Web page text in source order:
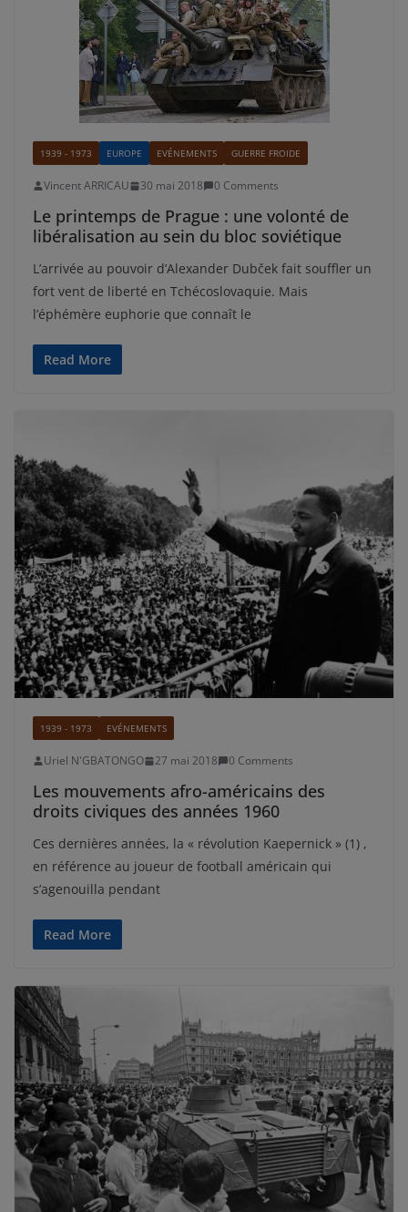
1939 - 1973 EUROPE EVÉNEMENTS GUERRE FROIDE
Vincent ARRICAU 30 mai 2018 0 Comments
Le printemps de Prague : une volonté de
libéralisation au sein du bloc soviétique
L’arrivée au pouvoir d’Alexander Dubček fait souffler un
fort vent de liberté en Tchécoslovaquie. Mais
l’éphémère euphorie que connaît le
Read More
1939 - 1973 EVÉNEMENTS
Uriel N'GBATONGO 27 mai 2018 0 Comments
Les mouvements afro-américains des
droits civiques des années 1960
Ces dernières années, la « révolution Kaepernick » (1) ,
en référence au joueur de football américain qui
s’agenouilla pendant
Read More